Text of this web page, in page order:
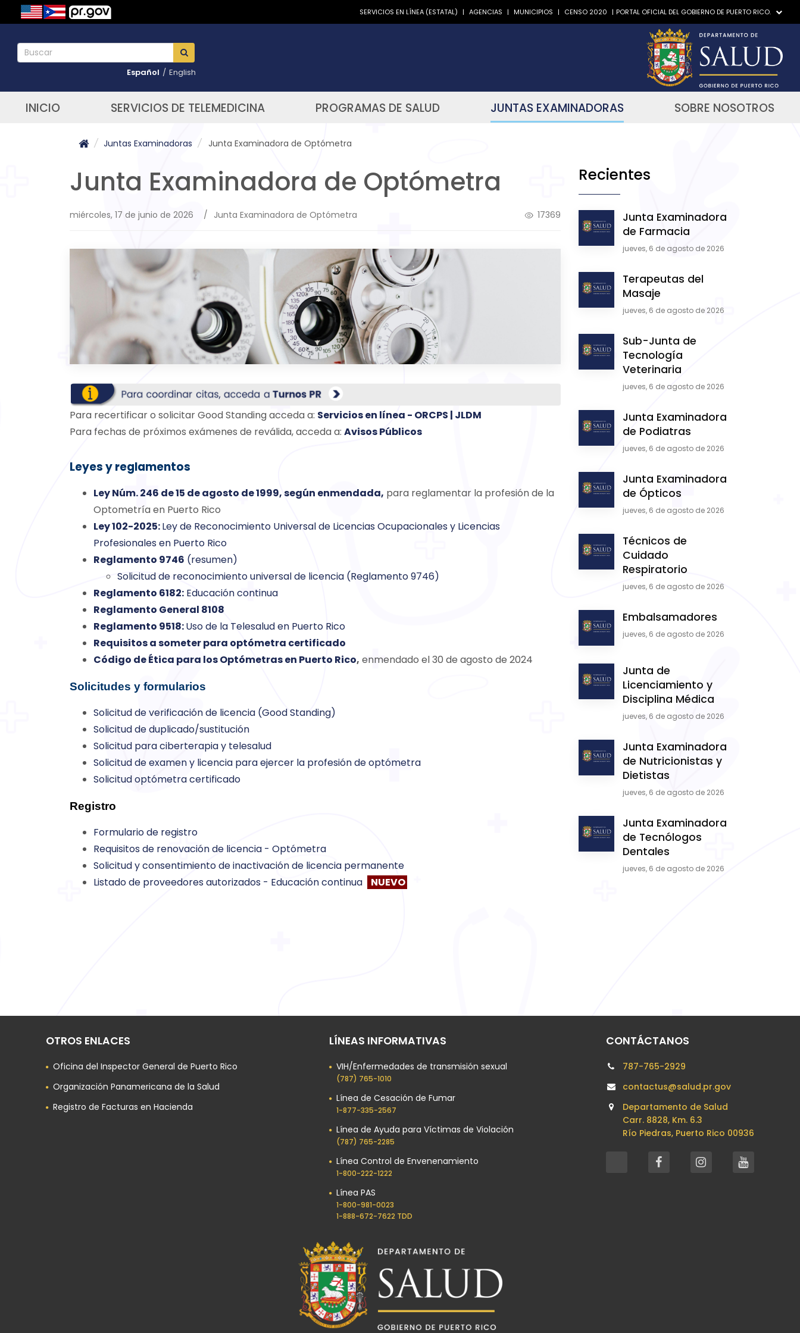
SERVICIOS EN LÍNEA (ESTATAL) | AGENCIAS | MUNICIPIOS | CENSO 2020 | PORTAL OFICIAL DEL GOBIERNO DE PUERTO RICO.
Español / English
INICIO SERVICIOS DE TELEMEDICINA PROGRAMAS DE SALUD JUNTAS EXAMINADORAS SOBRE NOSOTROS
/ Juntas Examinadoras / Junta Examinadora de Optómetra
Junta Examinadora de Optómetra
miércoles, 17 de junio de 2026 / Junta Examinadora de Optómetra 17369
Para recertificar o solicitar Good Standing acceda a: Servicios en línea - ORCPS | JLDM
Para fechas de próximos exámenes de reválida, acceda a: Avisos Públicos
Leyes y reglamentos
Ley Núm. 246 de 15 de agosto de 1999, según enmendada, para reglamentar la profesión de la
Optometría en Puerto Rico
Ley 102-2025:Ley de Reconocimiento Universal de Licencias Ocupacionales y Licencias
Profesionales en Puerto Rico
Reglamento 9746 (resumen)
Solicitud de reconocimiento universal de licencia (Reglamento 9746)
Reglamento 6182: Educación continua
Reglamento General 8108
Reglamento 9518:Uso de la Telesalud en Puerto Rico
Requisitos a someter para optómetra certificado
Código de Ética para los Optómetras en Puerto Rico, enmendado el 30 de agosto de 2024
Solicitudes y formularios
Solicitud de verificación de licencia (Good Standing)
Solicitud de duplicado/sustitución
Solicitud para ciberterapia y telesalud
Solicitud de examen y licencia para ejercer la profesión de optómetra
Solicitud optómetra certificado
Registro
Formulario de registro
Requisitos de renovación de licencia - Optómetra
Solicitud y consentimiento de inactivación de licencia permanente
Listado de proveedores autorizados - Educación continua
NUEVO
Recientes
Junta Examinadora
de Farmacia
jueves, 6 de agosto de 2026
Terapeutas del
Masaje
jueves, 6 de agosto de 2026
Sub-Junta de
Tecnología
Veterinaria
jueves, 6 de agosto de 2026
Junta Examinadora
de Podiatras
jueves, 6 de agosto de 2026
Junta Examinadora
de Ópticos
jueves, 6 de agosto de 2026
Técnicos de
Cuidado
Respiratorio
jueves, 6 de agosto de 2026
Embalsamadores
jueves, 6 de agosto de 2026
Junta de
Licenciamiento y
Disciplina Médica
jueves, 6 de agosto de 2026
Junta Examinadora
de Nutricionistas y
Dietistas
jueves, 6 de agosto de 2026
Junta Examinadora
de Tecnólogos
Dentales
jueves, 6 de agosto de 2026
OTROS ENLACES
Oficina del Inspector General de Puerto Rico
Organización Panamericana de la Salud
Registro de Facturas en Hacienda
LÍNEAS INFORMATIVAS
VIH/Enfermedades de transmisión sexual
(787) 765-1010
Línea de Cesación de Fumar
1-877-335-2567
Línea de Ayuda para Víctimas de Violación
(787) 765-2285
Línea Control de Envenenamiento
1-800-222-1222
Línea PAS
1-800-981-0023​
1-888-672-7622 TDD
CONTÁCTANOS
787-765-2929
contactus@salud.pr.gov
Departamento de Salud
Carr. 8828, Km. 6.3
Río Piedras, Puerto Rico 00936